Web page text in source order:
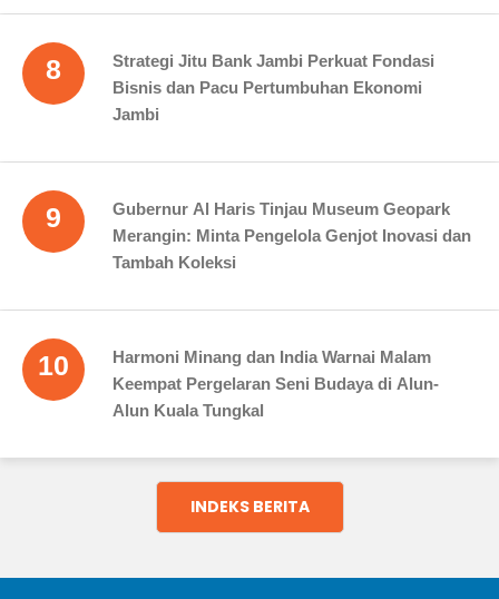
8
Strategi Jitu Bank Jambi Perkuat Fondasi
Bisnis dan Pacu Pertumbuhan Ekonomi
Jambi
9
Gubernur Al Haris Tinjau Museum Geopark
Merangin: Minta Pengelola Genjot Inovasi dan
Tambah Koleksi
10
Harmoni Minang dan India Warnai Malam
Keempat Pergelaran Seni Budaya di Alun-
Alun Kuala Tungkal
INDEKS BERITA